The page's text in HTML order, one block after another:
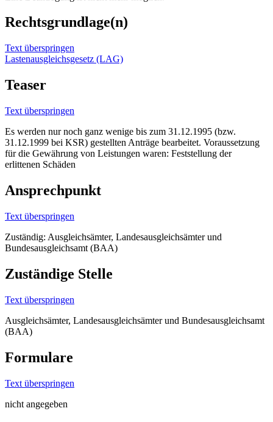
Rechtsgrundlage(n)
Text überspringen
Lastenausgleichsgesetz (LAG)
Teaser
Text überspringen
Es werden nur noch ganz wenige bis zum 31.12.1995 (bzw.
31.12.1999 bei KSR) gestellten Anträge bearbeitet. Voraussetzung
für die Gewährung von Leistungen waren: Feststellung der
erlittenen Schäden
Ansprechpunkt
Text überspringen
Zuständig: Ausgleichsämter, Landesausgleichsämter und
Bundesausgleichsamt (BAA)
Zuständige Stelle
Text überspringen
Ausgleichsämter, Landesausgleichsämter und Bundesausgleichsamt
(BAA)
Formulare
Text überspringen
nicht angegeben